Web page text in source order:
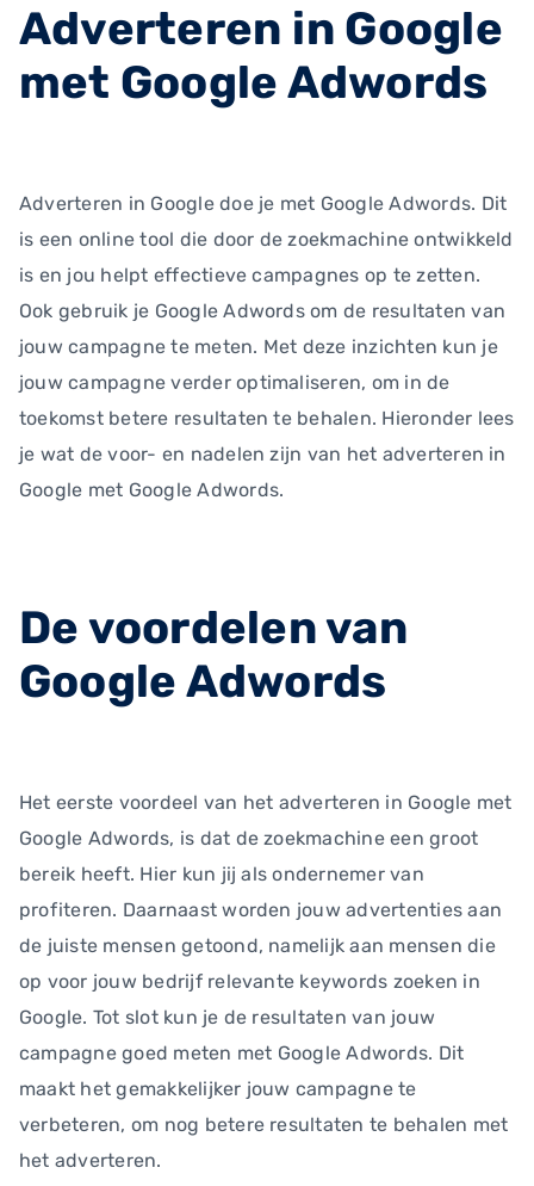
Adverteren in Google
met Google Adwords
Adverteren in Google doe je met Google Adwords. Dit
is een online tool die door de zoekmachine ontwikkeld
is en jou helpt effectieve campagnes op te zetten.
Ook gebruik je Google Adwords om de resultaten van
jouw campagne te meten. Met deze inzichten kun je
jouw campagne verder optimaliseren, om in de
toekomst betere resultaten te behalen. Hieronder lees
je wat de voor- en nadelen zijn van het adverteren in
Google met Google Adwords.
De voordelen van
Google Adwords
Het eerste voordeel van het adverteren in Google met
Google Adwords, is dat de zoekmachine een groot
bereik heeft. Hier kun jij als ondernemer van
profiteren. Daarnaast worden jouw advertenties aan
de juiste mensen getoond, namelijk aan mensen die
op voor jouw bedrijf relevante keywords zoeken in
Google. Tot slot kun je de resultaten van jouw
campagne goed meten met Google Adwords. Dit
maakt het gemakkelijker jouw campagne te
verbeteren, om nog betere resultaten te behalen met
het adverteren.